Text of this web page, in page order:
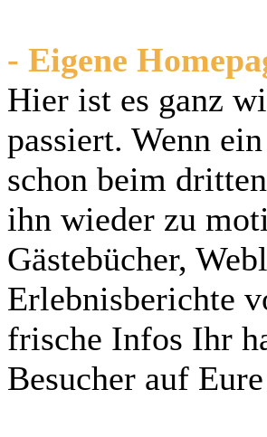
- Eigene
Hier ist es ganz
passiert. Wenn
schon beim
ihn wieder zu
Gästebücher,
Erlebnisberichte
frische Infos Ihr
Besucher auf